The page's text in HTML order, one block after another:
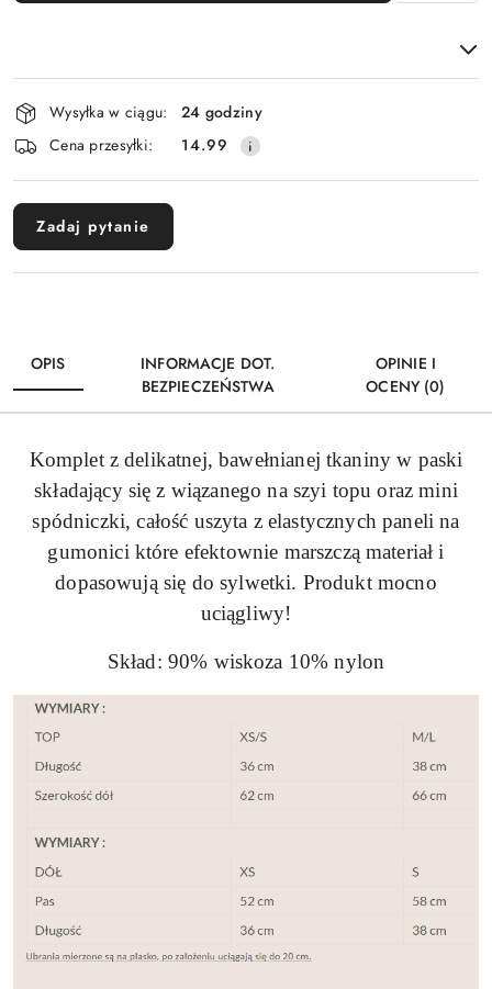
Dostępność
i
dostawa
Wysyłka w ciągu:
24 godziny
Cena przesyłki:
14.99
Zadaj pytanie
OPIS
INFORMACJE DOT.
BEZPIECZEŃSTWA
OPINIE I
OCENY (0)
Komplet z delikatnej, bawełnianej tkaniny w paski
składający się z wiązanego na szyi topu oraz mini
spódniczki, całość uszyta z elastycznych paneli na
gumonici które efektownie marszczą materiał i
dopasowują się do sylwetki. Produkt mocno
uciągliwy!
Skład: 90% wiskoza 10% nylon